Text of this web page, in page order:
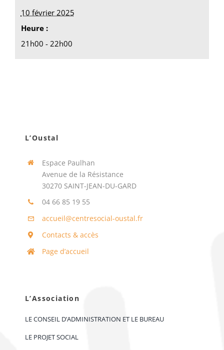
10 février 2025
Heure :
21h00 - 22h00
L’Oustal
Espace Paulhan
Avenue de la Résistance
30270 SAINT-JEAN-DU-GARD
04 66 85 19 55
accueil@centresocial-oustal.fr
Contacts & accès
Page d’accueil
L’Association
LE CONSEIL D’ADMINISTRATION ET LE BUREAU
LE PROJET SOCIAL